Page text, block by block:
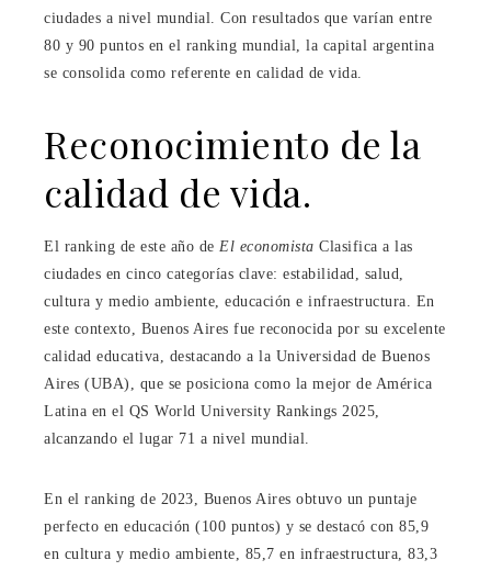
ciudades a nivel mundial. Con resultados que varían entre
80 y 90 puntos en el ranking mundial, la capital argentina
se consolida como referente en calidad de vida.
Reconocimiento de la
calidad de vida.
El ranking de este año de El economista Clasifica a las
ciudades en cinco categorías clave: estabilidad, salud,
cultura y medio ambiente, educación e infraestructura. En
este contexto, Buenos Aires fue reconocida por su excelente
calidad educativa, destacando a la Universidad de Buenos
Aires (UBA), que se posiciona como la mejor de América
Latina en el QS World University Rankings 2025,
alcanzando el lugar 71 a nivel mundial.
En el ranking de 2023, Buenos Aires obtuvo un puntaje
perfecto en educación (100 puntos) y se destacó con 85,9
en cultura y medio ambiente, 85,7 en infraestructura, 83,3